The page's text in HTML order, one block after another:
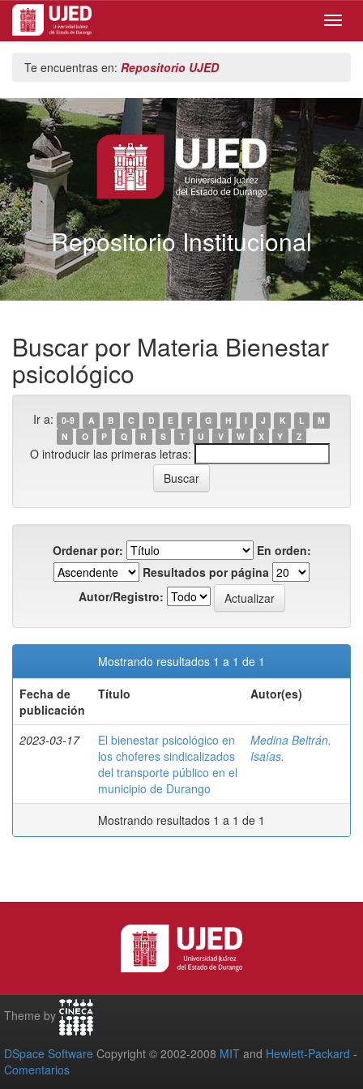
navigation
Te encuentras en: Repositorio UJED
Repositorio Institucional
Buscar por Materia Bienestar
psicológico
Ir a: 0-9 A B C D E F G H I J K L
M
N
O P Q R S T U V W X Y Z
O introducir las primeras letras:
Ordenar por:
En orden:
Resultados por página
Autor/Registro:
Mostrando resultados 1 a 1 de 1
Fecha de
publicación
Título Autor(es)
2023-03-17
El bienestar psicológico en
los choferes sindicalizados
del transporte público en el
municipio de Durango
Medina Beltrán,
Isaías.
Mostrando resultados 1 a 1 de 1
Theme by
DSpace Software Copyright © 2002-2008 MIT and Hewlett-Packard -
Comentarios